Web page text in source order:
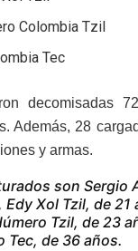
Colombia Tzil
Tec
decomisadas
Además, 28
y armas.
son Sergio
Edy Xol Tzil, de 21
Tzil, de 23
Tec, de 36 años.